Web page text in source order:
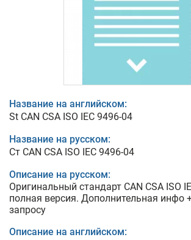
Название на английском:
St CAN CSA ISO IEC 9496-04
Название на русском:
Ст CAN CSA ISO IEC 9496-04
Описание на русском:
Оригинальный стандарт CAN CSA ISO
полная версия. Дополнительная инфо
запросу
Описание на английском: